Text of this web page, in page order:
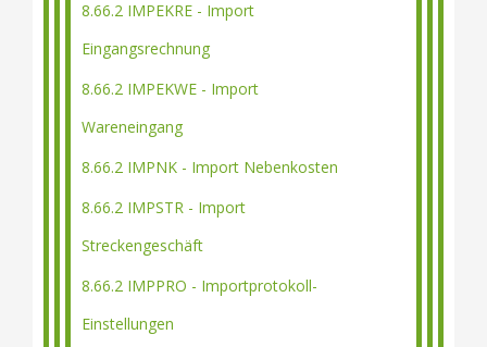
8.66.2 IMPEKRE - Import
Eingangsrechnung
8.66.2 IMPEKWE - Import
Wareneingang
8.66.2 IMPNK - Import Nebenkosten
8.66.2 IMPSTR - Import
Streckengeschäft
8.66.2 IMPPRO - Importprotokoll-
Einstellungen